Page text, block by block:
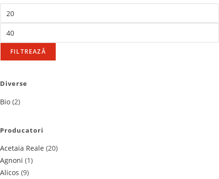
FILTREAZĂ
Diverse
Bio (2)
Producatori
Acetaia Reale (20)
Agnoni (1)
Alicos (9)